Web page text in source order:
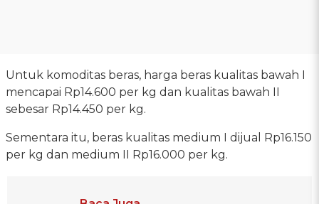
Untuk komoditas beras, harga beras kualitas bawah I
mencapai Rp14.600 per kg dan kualitas bawah II
sebesar Rp14.450 per kg.
Sementara itu, beras kualitas medium I dijual Rp16.150
per kg dan medium II Rp16.000 per kg.